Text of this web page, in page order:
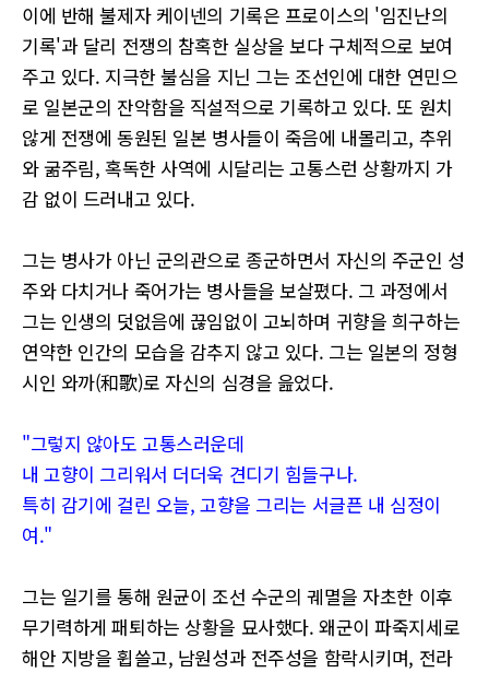
이에 반해 불제자 케이넨의 기록은 프로이스의 '임진난의
기록'과 달리 전쟁의 참혹한 실상을 보다 구체적으로 보여
주고 있다. 지극한 불심을 지닌 그는 조선인에 대한 연민으
로 일본군의 잔악함을 직설적으로 기록하고 있다. 또 원치
않게 전쟁에 동원된 일본 병사들이 죽음에 내몰리고, 추위
와 굶주림, 혹독한 사역에 시달리는 고통스런 상황까지 가
감 없이 드러내고 있다.
그는 병사가 아닌 군의관으로 종군하면서 자신의 주군인 성
주와 다치거나 죽어가는 병사들을 보살폈다. 그 과정에서
그는 인생의 덧없음에 끊임없이 고뇌하며 귀향을 희구하는
연약한 인간의 모습을 감추지 않고 있다. 그는 일본의 정형
시인 와까(和歌)로 자신의 심경을 읊었다.
"그렇지 않아도 고통스러운데
내 고향이 그리워서 더더욱 견디기 힘들구나.
특히 감기에 걸린 오늘, 고향을 그리는 서글픈 내 심정이
여."
그는 일기를 통해 원균이 조선 수군의 궤멸을 자초한 이후
무기력하게 패퇴하는 상황을 묘사했다. 왜군이 파죽지세로
해안 지방을 휩쓸고, 남원성과 전주성을 함락시키며, 전라